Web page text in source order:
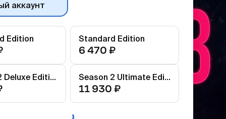
аккаунт
Edition Standard Edition
6 470 ₽
Season 2 Deluxe Edition Season 2 Ultimate Edition
11 930 ₽